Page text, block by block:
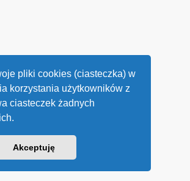
pliki cookies (ciasteczka) w
korzystania użytkowników z
ciasteczek żadnych
Akceptuję